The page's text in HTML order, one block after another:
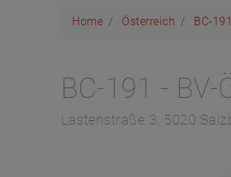
Home Österreich BC-
BC-191 -
Lastenstraße 3, 5020